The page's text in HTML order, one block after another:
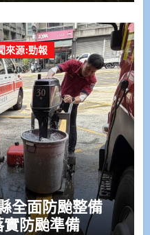
來源:勁報
全面防颱整備
防颱準備